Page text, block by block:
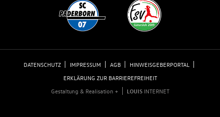
DATENSCHUTZ IMPRESSUM AGB
HINWEISGEBERPORTAL
ERKLÄRUNG ZUR BARRIEREFREIHEIT
Gestaltung & Realisation +
LOUISINTERNET